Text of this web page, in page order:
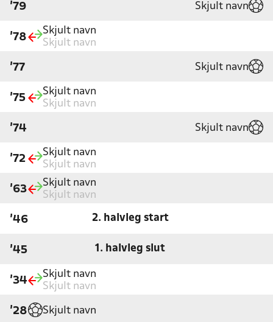
'79 Skjult navn
'78
Skjult navn
Skjult navn
'77 Skjult navn
'75
Skjult navn
Skjult navn
'74 Skjult navn
'72
Skjult navn
Skjult navn
'63
Skjult navn
Skjult navn
'46 2. halvleg start
'45 1. halvleg slut
'34
Skjult navn
Skjult navn
'28 Skjult navn